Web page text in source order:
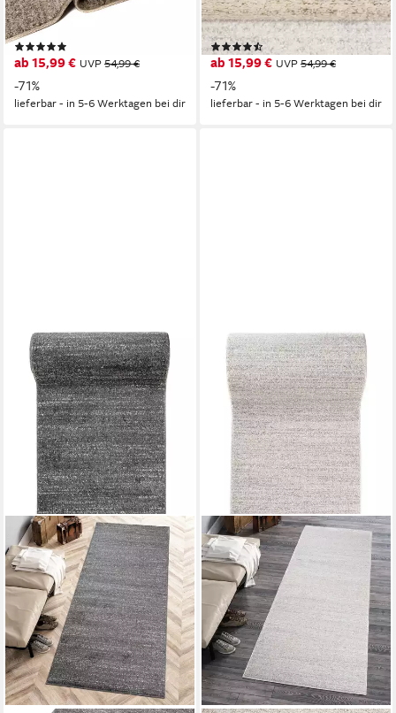
Küche - Beige, 60 x 100 cm,
Kurzflor, Meterware, Höhe 10
mm
ab 15,99 € UVP 54,99 €
-71%
lieferbar - in 5-6 Werktagen bei dir
Küche - Creme, 60 x 100 cm,
Kurzflor, Meterware, Höhe 10
mm
(12)
ab 15,99 € UVP 54,99 €
-71%
lieferbar - in 5-6 Werktagen bei dir